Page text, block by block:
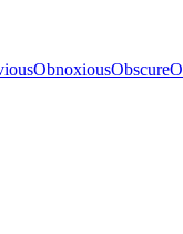
ObnoxiousObscure